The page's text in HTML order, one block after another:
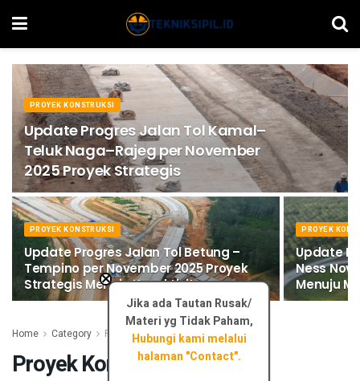
PROYEK KONSTRUKSI
Update Progres Jalan Tol Kamal–
Teluk Naga–Rajeg per November
2025 Proyek Strategis
PROYEK KONSTRUKSI
Update Progres Jalan Tol Betung –
Tempino per November 2025 Proyek
Strategis Menuju Konektivitas.
PROYEK
Update
Ness
Menuju
Home Category Proyek Konstruksi
Proyek Konstruksi
Jika ada Tautan Rusak/
Materi yg Tidak Paham,
Hubungi kami melalui
halaman "Contact".
×